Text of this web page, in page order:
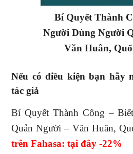
Bí Quyết Thành
Người Dùng Người
Văn Huân,
Nếu có điều kiện bạn hãy
tác giả
Bí Quyết Thành Công –
Quản Người – Văn Huân,
trên Fahasa: tại đây -22%